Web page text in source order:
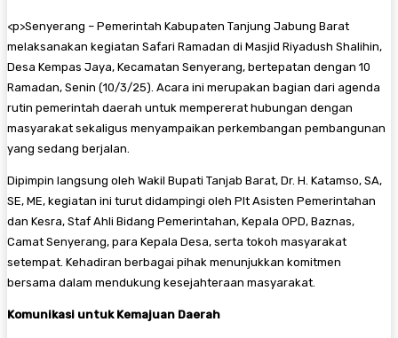
<p>Senyerang – Pemerintah Kabupaten Tanjung Jabung Barat
melaksanakan kegiatan Safari Ramadan di Masjid Riyadush Shalihin,
Desa Kempas Jaya, Kecamatan Senyerang, bertepatan dengan 10
Ramadan, Senin (10/3/25). Acara ini merupakan bagian dari agenda
rutin pemerintah daerah untuk mempererat hubungan dengan
masyarakat sekaligus menyampaikan perkembangan pembangunan
yang sedang berjalan.
Dipimpin langsung oleh Wakil Bupati Tanjab Barat, Dr. H. Katamso, SA,
SE, ME, kegiatan ini turut didampingi oleh Plt Asisten Pemerintahan
dan Kesra, Staf Ahli Bidang Pemerintahan, Kepala OPD, Baznas,
Camat Senyerang, para Kepala Desa, serta tokoh masyarakat
setempat. Kehadiran berbagai pihak menunjukkan komitmen
bersama dalam mendukung kesejahteraan masyarakat.
Komunikasi untuk Kemajuan Daerah